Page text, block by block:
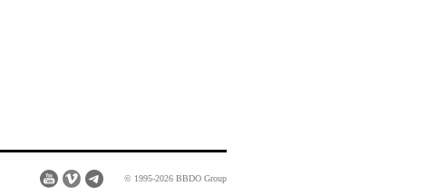
© 1995-2026 BBDO Group